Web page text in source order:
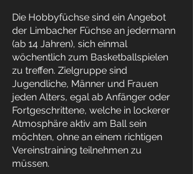
Die Hobbyfüchse sind ein Angebot
der Limbacher Füchse an jedermann
(ab 14 Jahren), sich einmal
wöchentlich zum Basketballspielen
zu treffen. Zielgruppe sind
Jugendliche, Männer und Frauen
jeden Alters, egal ab Anfänger oder
Fortgeschrittene, welche in lockerer
Atmosphäre aktiv am Ball sein
möchten, ohne an einem richtigen
Vereinstraining teilnehmen zu
müssen.